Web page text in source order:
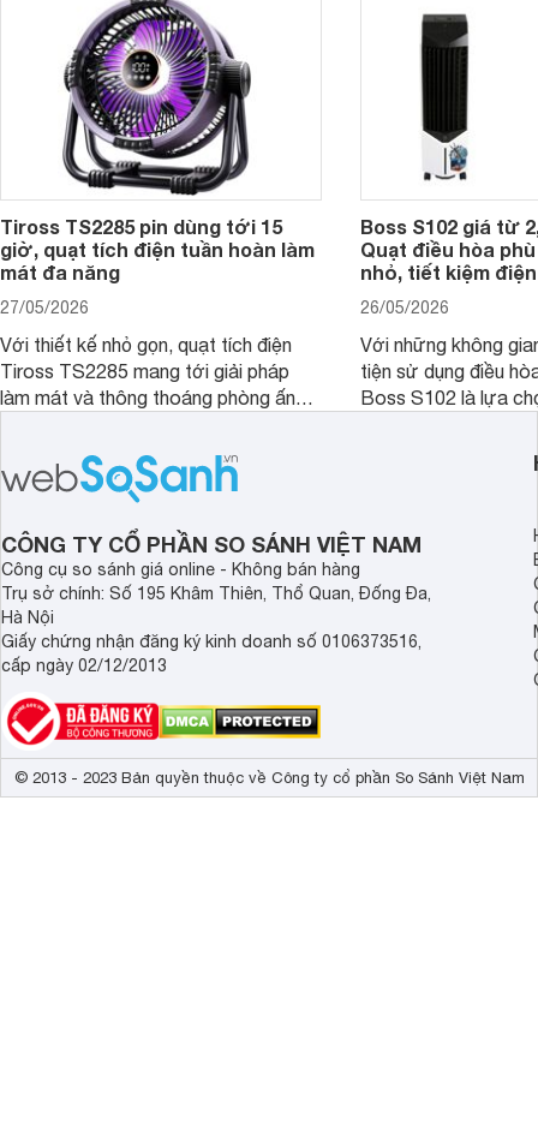
Tiross TS2285 pin dùng tới 15
giờ, quạt tích điện tuần hoàn làm
mát đa năng
27/05/2026
Với thiết kế nhỏ gọn, quạt tích điện
Tiross TS2285 mang tới giải pháp
làm mát và thông thoáng phòng ấn
đại, đáp ứng tốt nhu cầu của nhiều
khách hàng.
Boss S102 giá từ
Quạt điều hòa
nhỏ, tiết kiệm điện
26/05/2026
Với những không
tiện sử dụng điều
Boss S102 là lựa
kiệm điện và hiệu
đặc biệt khi kết hợp
CÔNG TY CỔ PHẦN SO SÁNH VIỆT NAM
Công cụ so sánh giá online - Không bán hàng
Trụ sở chính: Số 195 Khâm Thiên, Thổ Quan, Đống Đa,
Hà Nội
Giấy chứng nhận đăng ký kinh doanh số 0106373516,
cấp ngày 02/12/2013
© 2013 - 2023 Bản quyền thuộc về Công ty cổ phần So Sánh Việt Nam